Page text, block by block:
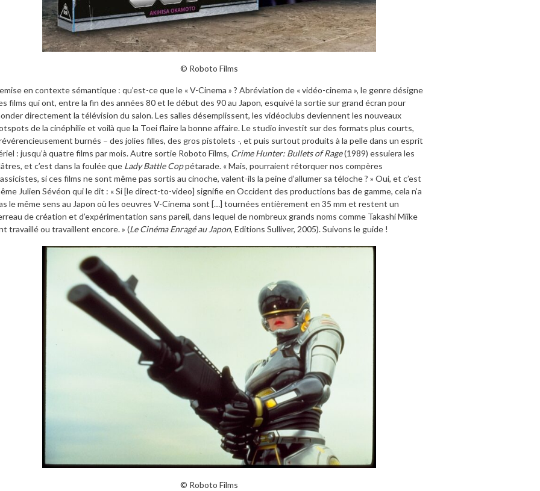
© Roboto Films
en contexte sémantique : qu’est-ce que le « V-Cinema » ? Abréviation de « vidéo-cinema », le genre désigne
films qui ont, entre la fin des années 80 et le début des 90 au Japon, esquivé la sortie sur grand écran pour
directement la télévision du salon. Les salles désemplissent, les vidéoclubs deviennent les nouveaux
de la cinéphilie et voilà que la Toei flaire la bonne affaire. Le studio investit sur des formats plus courts,
burnés – des jolies filles, des gros pistolets -, et puis surtout produits à la pelle dans un esprit
: jusqu’à quatre films par mois. Autre sortie Roboto Films, Crime Hunter: Bullets of Rage(1989) essuiera les
et c’est dans la foulée que Lady Battle Coppétarade. « Mais, pourraient rétorquer nos compères
si ces films ne sont même pas sortis au cinoche, valent-ils la peine d’allumer sa téloche ? » Oui, et c’est
Julien Sévéon qui le dit : « Si [le direct-to-video] signifie en Occident des productions bas de gamme, cela n’a
le même sens au Japon où les oeuvres V-Cinema sont […] tournées entièrement en 35 mm et restent un
de création et d’expérimentation sans pareil, dans lequel de nombreux grands noms comme Takashi Miike
travaillé ou travaillent encore. » (Le Cinéma Enragé au Japon, Editions Sulliver, 2005). Suivons le guide !
© Roboto Films